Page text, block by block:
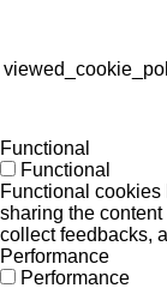
Functional
Functional
Functional
sharing the
collect feedbacks,
Performance
Performance